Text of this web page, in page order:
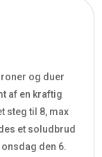
og duer
af en kraftig
steg til 8, max
et soludbrud
den 6.